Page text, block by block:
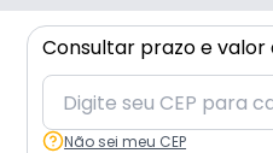
Consultar prazo e
Não sei meu CEP